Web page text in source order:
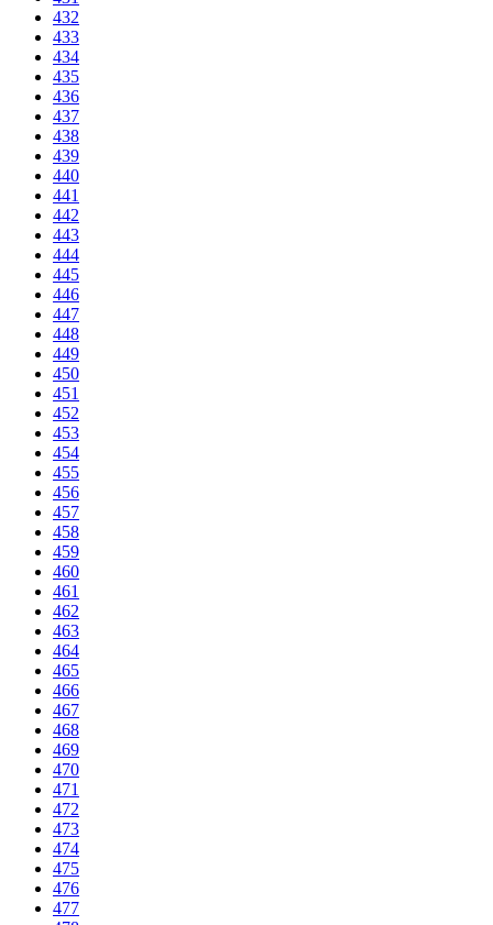
432
433
434
435
436
437
438
439
440
441
442
443
444
445
446
447
448
449
450
451
452
453
454
455
456
457
458
459
460
461
462
463
464
465
466
467
468
469
470
471
472
473
474
475
476
477